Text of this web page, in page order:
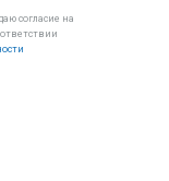
согласие на